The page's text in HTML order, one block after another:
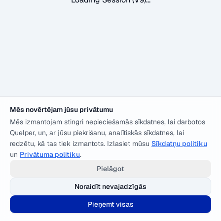
Mēs novērtējam jūsu privātumu
Mēs izmantojam stingri nepieciešamās sīkdatnes, lai darbotos
Quelper, un, ar jūsu piekrišanu, analītiskās sīkdatnes, lai
redzētu, kā tas tiek izmantots. Izlasiet mūsu Sīkdatņu politiku
un Privātuma politiku.
Pielāgot
Noraidīt nevajadzīgās
Pieņemt visas